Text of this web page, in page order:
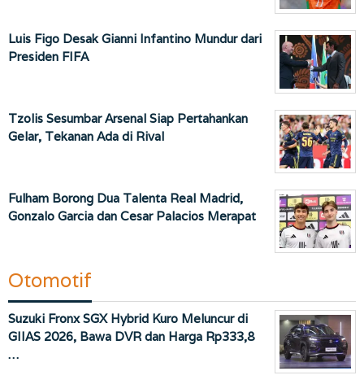
Luis Figo Desak Gianni Infantino Mundur dari
Presiden FIFA
Tzolis Sesumbar Arsenal Siap Pertahankan
Gelar, Tekanan Ada di Rival
Fulham Borong Dua Talenta Real Madrid,
Gonzalo Garcia dan Cesar Palacios Merapat
Otomotif
Suzuki Fronx SGX Hybrid Kuro Meluncur di
GIIAS 2026, Bawa DVR dan Harga Rp333,8
…